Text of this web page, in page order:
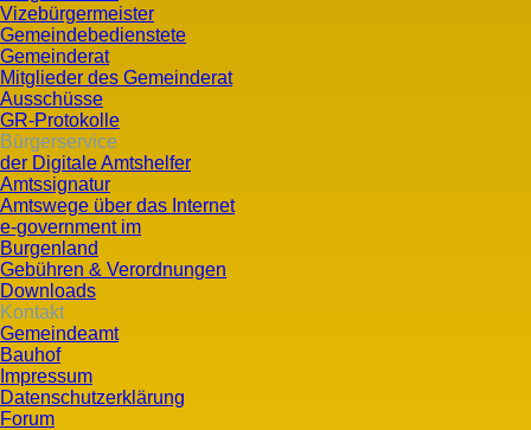
Vizebürgermeister
Gemeindebedienstete
Gemeinderat
Mitglieder des Gemeinderat
Ausschüsse
GR-Protokolle
Bürgerservice
der Digitale Amtshelfer
Amtssignatur
Amtswege über das Internet
e-government im
Burgenland
Gebühren & Verordnungen
Downloads
Kontakt
Gemeindeamt
Bauhof
Impressum
Datenschutzerklärung
Forum